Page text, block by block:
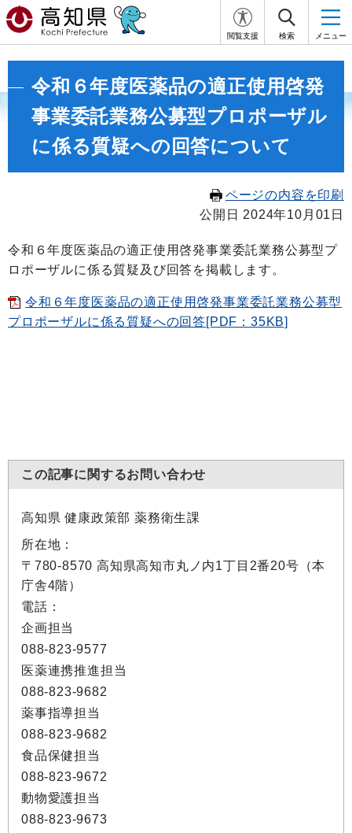
閲覧支援 検索 メニュー
令和６年度医薬品の適正使用啓発
事業委託業務公募型プロポーザル
に係る質疑への回答について
ページの内容を印刷
公開日 2024年10月01日
令和６年度医薬品の適正使用啓発事業委託業務公募型プ
ロポーザルに係る質疑及び回答を掲載します。
令和６年度医薬品の適正使用啓発事業委託業務公募型
プロポーザルに係る質疑への回答[PDF：35KB]
この記事に関するお問い合わせ
高知県 健康政策部 薬務衛生課
所在地：
〒780-8570 高知県高知市丸ノ内1丁目2番20号（本
庁舎4階）
電話：
企画担当
088-823-9577
医薬連携推進担当
088-823-9682
薬事指導担当
088-823-9682
食品保健担当
088-823-9672
動物愛護担当
088-823-9673